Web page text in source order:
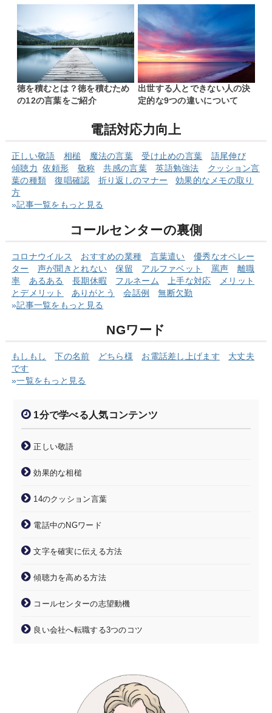
徳を積むとは？徳を積むため
の12の言葉をご紹介
出世する人とできない人の決
定的な9つの違いについて
電話対応力向上
正しい敬語 相槌 魔法の言葉 受け止めの言葉
語尾伸び
傾聴力
依頼形 敬称 共感の言葉 英語勉強法 クッショ ン言
葉の種類 復唱確認 折り返しのマナー
効果的なメモの取り
方
»記事一覧をもっと見る
コールセンターの裏側
コロナウイルス おすすめの業種 言葉遣い
優秀なオペレー
ター
声が聞きとれない 保留 アルファベット 罵声
離職
率
あるある 長期休暇 フルネーム 上手な対応
メリット
とデメリット
ありがとう 会話例
無断欠勤
»記事一覧をもっと見る
NGワード
もしもし 下の名前 どちら様 お電話差し上げます
大丈夫
です
»一覧をもっと見る
1分で学べる人気コンテンツ
正しい敬語
効果的な相槌
14のクッション言葉
電話中のNGワード
文字を確実に伝える方法
傾聴力を高める方法
コールセンターの志望動機
良い会社へ転職する3つのコツ